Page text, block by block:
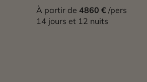
À partir de 4860 € /pers
14 jours et 12 nuits